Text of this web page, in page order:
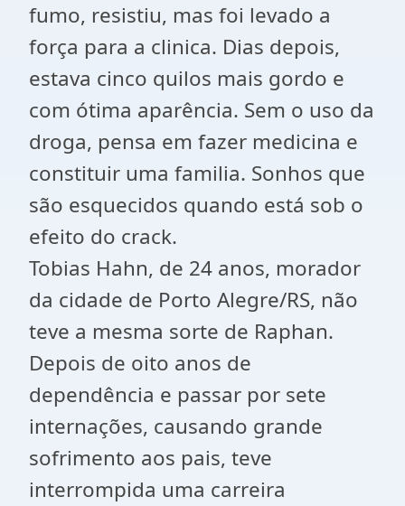
fumo, resistiu, mas foi levado a
força para a clinica. Dias depois,
estava cinco quilos mais gordo e
com ótima aparência. Sem o uso da
droga, pensa em fazer medicina e
constituir uma familia. Sonhos que
são esquecidos quando está sob o
efeito do crack.
Tobias Hahn, de 24 anos, morador
da cidade de Porto Alegre/RS, não
teve a mesma sorte de Raphan.
Depois de oito anos de
dependência e passar por sete
internações, causando grande
sofrimento aos pais, teve
interrompida uma carreira